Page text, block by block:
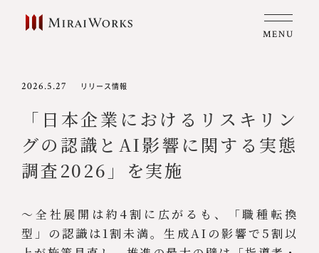
MENU
2026.5.27 リリース情報
「日本企業におけるリスキリン
グの認識とAI影響に関する実態
調査2026」を実施
～全社展開は約4割に広がるも、「職種転換
型」の認識は1割未満。生成AIの影響で5割以